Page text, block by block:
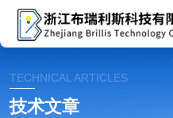
TECHNICAL ARTICLES
技术文章